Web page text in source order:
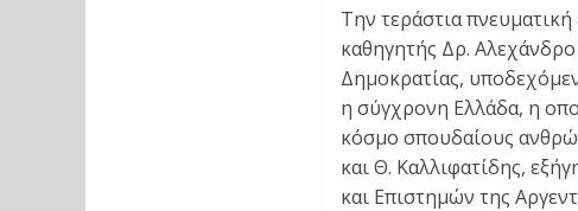
Την τεράστια
καθηγητής Δρ.
Δημοκρατίας,
η σύγχρονη Ελλάδα, η
κόσμο σπουδαίους
και Θ. Καλλιφατίδης,
και Επιστημών της